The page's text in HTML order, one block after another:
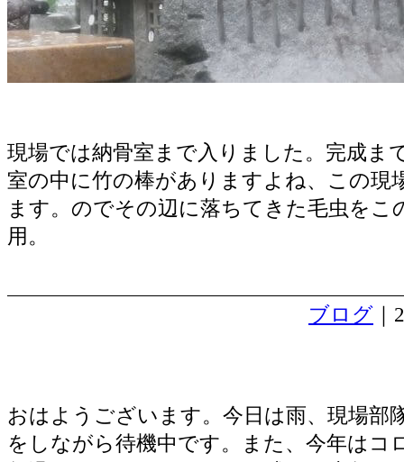
現場では納骨室まで入りました。完成ま
室の中に竹の棒がありますよね、この現
ます。のでその辺に落ちてきた毛虫をこ
用。
ブログ
おはようございます。今日は雨、現場部
をしながら待機中です。また、今年はコ